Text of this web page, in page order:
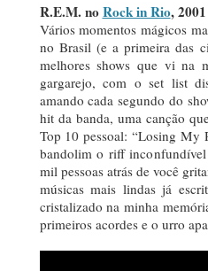
R.E.M. noRock in Rio, 2001
Vários momentos mágicos
no Brasil (e a primeira das
melhores shows que vi na
gargarejo, com o set list
amando cada segundo do
hit da banda, uma canção
Top 10 pessoal: “Losing My
bandolim o riff
mil pessoas atrás de você
músicas mais lindas já
cristalizado na minha
primeiros acordes e o urro